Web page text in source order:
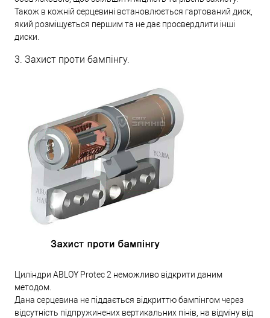
Також в кожній серцевині встановлюється гартований диск,
який розміщується першим та не дає просвердлити інші
диски.
3. Захист проти бампінгу.
Циліндри ABLOY Protec 2 неможливо відкрити даним
методом.
Дана серцевина не піддається відкриттю бампінгом через
відсутність підпружинених вертикальних пінів, на відміну від